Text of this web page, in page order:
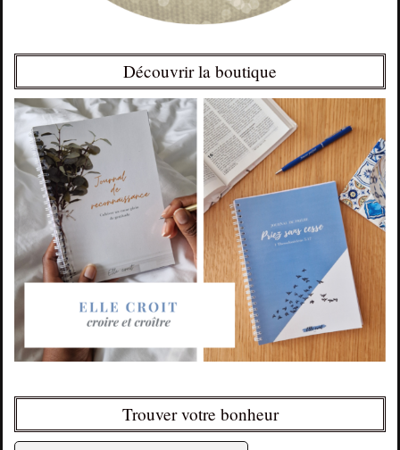
Découvrir la boutique
Trouver votre bonheur